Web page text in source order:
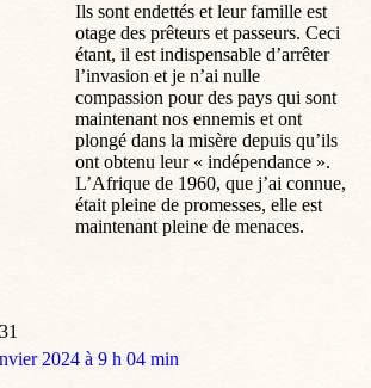
Ils sont endettés et leur famille est
otage des prêteurs et passeurs. Ceci
étant, il est indispensable d’arrêter
l’invasion et je n’ai nulle
compassion pour des pays qui sont
maintenant nos ennemis et ont
plongé dans la misère depuis qu’ils
ont obtenu leur « indépendance ».
L’Afrique de 1960, que j’ai connue,
était pleine de promesses, elle est
maintenant pleine de menaces.
2024 à 9 h 04 min